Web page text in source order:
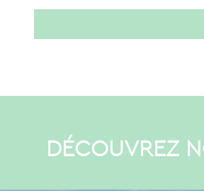
DÉCOUVREZ